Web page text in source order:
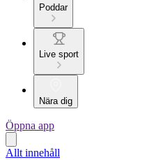
Poddar
Live sport
Nära dig
Öppna app
Allt innehåll